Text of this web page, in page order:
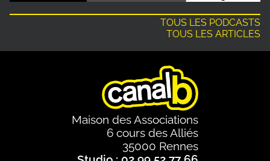
TOUS LES PODCASTS
TOUS LES ARTICLES
Maison des Associations
6 cours des Alliés
35000 Rennes